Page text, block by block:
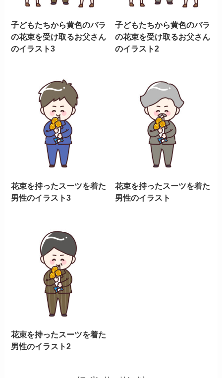
子どもたちから黄色のバラ
の花束を受け取るお父さん
のイラスト3
子どもたちから黄色のバラ
の花束を受け取るお父さん
のイラスト2
花束を持ったスーツを着た
男性のイラスト3
花束を持ったスーツを着た
男性のイラスト
花束を持ったスーツを着た
男性のイラスト2